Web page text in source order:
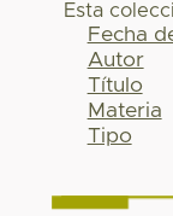
Esta
Fecha
Autor
Título
Materia
Tipo